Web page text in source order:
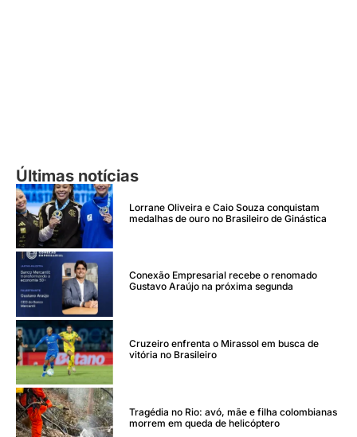
Últimas notícias
Lorrane Oliveira e Caio Souza conquistam
medalhas de ouro no Brasileiro de Ginástica
Conexão Empresarial recebe o renomado
Gustavo Araújo na próxima segunda
Cruzeiro enfrenta o Mirassol em busca de
vitória no Brasileiro
Tragédia no Rio: avó, mãe e filha colombianas
morrem em queda de helicóptero